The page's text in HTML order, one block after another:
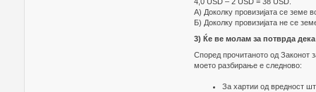
А) Доколку провизијата се земе
Б) Доколку провизијата не се
3) Ќе ве молам за потврда
Според прочитаното од Законот
моето разбирање е следново:
За хартии од вредност